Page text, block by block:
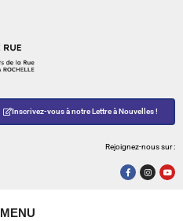
Inscrivez-vous à notre Lettre à Nouvelles !
Rejoignez-nous sur :
MENU